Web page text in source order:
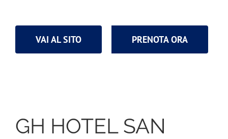
VAI AL SITO PRENOTA ORA
GH HOTEL SAN